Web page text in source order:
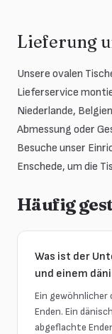
Lieferung
Unsere ovalen
Lieferservice
Niederlande,
Abmessung oder
Besuche unser
Enschede, um die
Häufig
Was ist der
und einem
Ein
Enden. Ein
abgeflachte